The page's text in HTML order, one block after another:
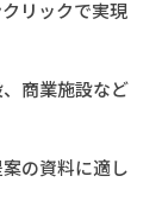
リックで実現
商業施設など
の資料に適し